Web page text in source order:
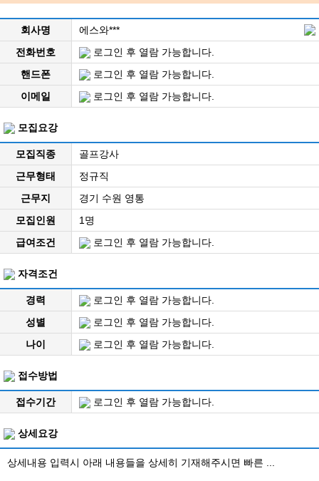
회사명
에스와***
전화번호
로그인 후 열람 가능합니다.
핸드폰
로그인 후 열람 가능합니다.
이메일
로그인 후 열람 가능합니다.
모집요강
모집직종
골프강사
근무형태
정규직
근무지
경기 수원 영통
모집인원
1명
급여조건
로그인 후 열람 가능합니다.
자격조건
경력
로그인 후 열람 가능합니다.
성별
로그인 후 열람 가능합니다.
나이
로그인 후 열람 가능합니다.
접수방법
접수기간 로그인 후 열람 가능합니다.
상세요강
상세내용 입력시 아래 내용들을 상세히 기재해주시면 빠른 ...